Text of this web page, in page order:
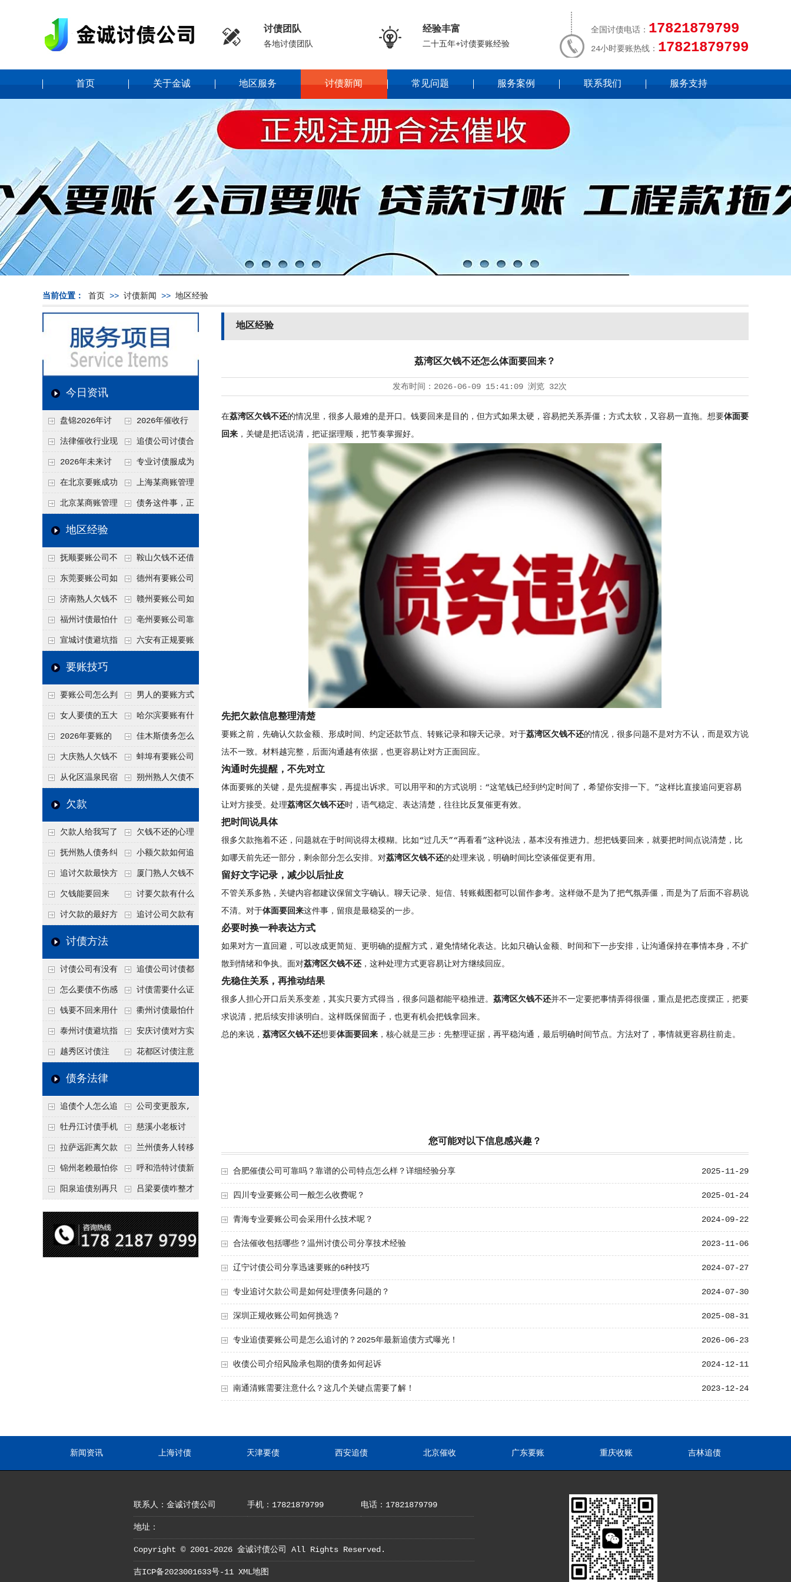
 讨债团队
各地讨债团队  经验丰富
二十五年+讨债要账经验
全国讨债电话： 17821879799
24小时要账热线： 17821879799
首页 关于金诚 地区服务 讨债新闻 常见问题 服务案例 联系我们 服务支持
当前位置： 首页 >> 讨债新闻 >> 地区经验
今日资讯
盘锦2026年讨
债新趋势
2026年催收行
业发展现状、竞争格
局及未来趋势分析
法律催收行业现
状、合规痛点与未来
发展趋势深度解析
追债公司讨债合
法方法总结
2026年未来讨
债要账公司发展趋势
专业讨债服成为
2026年的发展趋势
在北京要账成功
率高吗？未来追账公
司发展趋势引发行业
上海某商账管理
机构聚焦合规服务
北京某商账管理
服务机构持续提升合
力企业化解应收账款
难题
债务这件事，正
地区经验
抚顺要账公司不
敢透漏的追回方法是
什么？
鞍山欠钱不还借
口太多？2026年这3
句反问话术，直接把
他后路堵死
东莞要账公司如
何有效要账讨债？20
26年合法追债经验总
结！
德州有要账公司
吗？如何合法讨债才
不沾风险？
济南熟人欠钱不
还？
赣州要账公司如
何有效讨债？合法追
债四步秘籍
福州讨债最怕什
么？2026年这两个关
键细节，做错就很难
亳州要账公司靠
谱吗？合法讨债四步
宣城讨债避坑指
南：2026年这2个细
回！
六安有正规要账
要账技巧
要账公司怎么判
断这个案子能不能
接？接案评估的标准
男人的要账方式
是什么呢？
女人要债的五大
绝招,轻松搞定
哈尔滨要账有什
么合法手段？2026年
最新追账方式总结！
2026年要账的
七个小方法
佳木斯债务怎么
追回呢？2026年成功
要账就用这2招
大庆熟人欠钱不
还躲猫猫？2026年这
个“诉前调解”成功率
蚌埠有要账公司
吗？2026年这3个方
从化区温泉民宿
老板借钱不还？2026
施压，立马主动结清
朔州熟人欠债不
死账变活
欠款
欠款人给我写了
还款计划书有用吗？
书面承诺的法律效力
欠钱不还的心理
是什么？读懂欠款人
的心态催收事半功倍
抚州熟人债务纠
纷咋办？这一招好开
口
小额欠款如何追
讨
追讨欠款最快方
法是什么？
厦门熟人欠钱不
还？2026年合法秘
籍！
欠钱能要回来
吗？
讨要欠款有什么
好办法
讨欠款的最好方 追讨公司欠款有
讨债方法
讨债公司有没有
行业协会？正规机构
的行业自律和认证
追债公司讨债都
有哪些手段
怎么要债不伤感
情？
讨债需要什么证
据
钱要不回来用什
么方法要回来
衢州讨债最怕什
么？2026年这两个关
键细节，做错就很难
泰州讨债避坑指
南：2026年这2个细
节不注意，钱很难要
安庆讨债对方实
在没钱咋办？
越秀区讨债注
意！没有借条只有微
把钱要回来
花都区讨债注意
节点”催收最有效
债务法律
追债个人怎么追
回呢？2026年最新绝
招选择！
公司变更股东,
变更前的债权债务谁
承担
牡丹江讨债手机
搞定：2026年线上立
案追债全流程，足不
出户
慈溪小老板讨
债，2026年这2个本
地行业协会出面，比
法院传票快
拉萨远距离欠款
对方在牧区联系不
上，2026年委托当地
兰州债务人转移
财产后申请破产，20
26年破产程序里还能
锦州老赖最怕你
懂这1条，2026
罪”详解，能判刑
呼和浩特讨债新
招：2026年用“律师
成本低见效快
阳泉追债别再只
类隐形财产（公积
金、保单）也能执行
吕梁要债咋整才
调解渠道，比找公司
强
地区经验
荔湾区欠钱不还怎么体面要回来？
发布时间： 2026-06-09 15:41:09 浏览 32次
在荔湾区欠钱不还的情况里，很多人最难的是开口。钱要回来是目的，但方式如果太硬，容易把关系弄僵；方式太软，又容易一直拖。想要体面要
回来 ，关键是把话说清，把证据理顺，把节奏掌握好。
先把欠款信息整理清楚
要账之前，先确认欠款金额、形成时间、约定还款节点、转账记录和聊天记录。对于荔湾区欠钱不还的情况，很多问题不是对方不认，而是双方说
法不一致。材料越完整，后面沟通越有依据，也更容易让对方正面回应。
沟通时先提醒，不先对立
体面要账的关键，是先提醒事实，再提出诉求。可以用平和的方式说明：“这笔钱已经到约定时间了，希望你安排一下。”这样比直接追问更容易
让对方接受。处理荔湾区欠钱不还时，语气稳定、表达清楚，往往比反复催更有效。
把时间说具体
很多欠款拖着不还，问题就在于时间说得太模糊。比如“过几天”“再看看”这种说法，基本没有推进力。想把钱要回来，就要把时间点说清楚，比
如哪天前先还一部分，剩余部分怎么安排。对荔湾区欠钱不还的处理来说，明确时间比空谈催促更有用。
留好文字记录，减少以后扯皮
不管关系多熟，关键内容都建议保留文字确认。聊天记录、短信、转账截图都可以留作参考。这样做不是为了把气氛弄僵，而是为了后面不容易说
不清。对于体面要回来这件事，留痕是最稳妥的一步。
必要时换一种表达方式
如果对方一直回避，可以改成更简短、更明确的提醒方式，避免情绪化表达。比如只确认金额、时间和下一步安排，让沟通保持在事情本身，不扩
散到情绪和争执。面对荔湾区欠钱不还，这种处理方式更容易让对方继续回应。
先稳住关系，再推动结果
很多人担心开口后关系变差，其实只要方式得当，很多问题都能平稳推进。 荔湾区欠钱不还并不一定要把事情弄得很僵，重点是把态度摆正，把要
求说清，把后续安排谈明白。这样既保留面子，也更有机会把钱拿回来。
总的来说， 荔湾区欠钱不还想要体面要回来 ，核心就是三步：先整理证据，再平稳沟通，最后明确时间节点。方法对了，事情就更容易往前走。
您可能对以下信息感兴趣？
2025-11-29
合肥催债公司可靠吗？靠谱的公司特点怎么样？详细经验分享
2025-01-24
四川专业要账公司一般怎么收费呢？
2024-09-22
青海专业要账公司会采用什么技术呢？
2023-11-06
合法催收包括哪些？温州讨债公司分享技术经验
2024-07-27
辽宁讨债公司分享迅速要账的6种技巧
2024-07-30
专业追讨欠款公司是如何处理债务问题的？
2025-08-31
深圳正规收账公司如何挑选？
2026-06-23
专业追债要账公司是怎么追讨的？2025年最新追债方式曝光！
2024-12-11
收债公司介绍风险承包期的债务如何起诉
2023-12-24
南通清账需要注意什么？这几个关键点需要了解！
新闻资讯 上海讨债 天津要债 西安追债 北京催收 广东要账 重庆收账 吉林追债
联系人：金诚讨债公司 手机：17821879799 电话：17821879799
地址：
Copyright © 2001-2026 金诚讨债公司 All Rights Reserved.
吉ICP备2023001633号-11 XML地图